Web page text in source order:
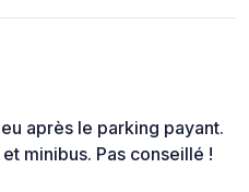
après le parking payant.
minibus. Pas conseillé !